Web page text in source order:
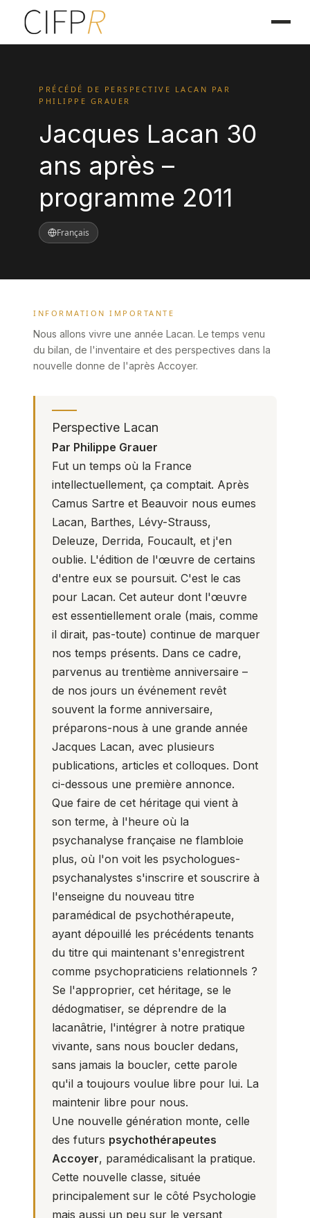
PRÉCÉDÉ DE PERSPECTIVE LACAN PAR
PHILIPPE GRAUER
Jacques Lacan 30
ans après –
programme 2011
Français
INFORMATION IMPORTANTE
Nous allons vivre une année Lacan. Le temps venu
du bilan, de l'inventaire et des perspectives dans la
nouvelle donne de l'après Accoyer.
Perspective Lacan
Par Philippe Grauer
Fut un temps où la France
intellectuellement, ça comptait. Après
Camus Sartre et Beauvoir nous eumes
Lacan, Barthes, Lévy-Strauss,
Deleuze, Derrida, Foucault, et j'en
oublie. L'édition de l'œuvre de certains
d'entre eux se poursuit. C'est le cas
pour Lacan. Cet auteur dont l'œuvre
est essentiellement orale (mais, comme
il dirait, pas-toute) continue de marquer
nos temps présents. Dans ce cadre,
parvenus au trentième anniversaire –
de nos jours un événement revêt
souvent la forme anniversaire,
préparons-nous à une grande année
Jacques Lacan, avec plusieurs
publications, articles et colloques. Dont
ci-dessous une première annonce.
Que faire de cet héritage qui vient à
son terme, à l'heure où la
psychanalyse française ne flambloie
plus, où l'on voit les psychologues-
psychanalystes s'inscrire et souscrire à
l'enseigne du nouveau titre
paramédical de psychothérapeute,
ayant dépouillé les précédents tenants
du titre qui maintenant s'enregistrent
comme psychopraticiens relationnels ?
Se l'approprier, cet héritage, se le
dédogmatiser, se déprendre de la
lacanâtrie, l'intégrer à notre pratique
vivante, sans nous boucler dedans,
sans jamais la boucler, cette parole
qu'il a toujours voulue libre pour lui. La
maintenir libre pour nous.
Une nouvelle génération monte, celle
des futurs psychothérapeutes
Accoyer, paramédicalisant la pratique.
Cette nouvelle classe, située
principalement sur le côté Psychologie
mais aussi un peu sur le versant